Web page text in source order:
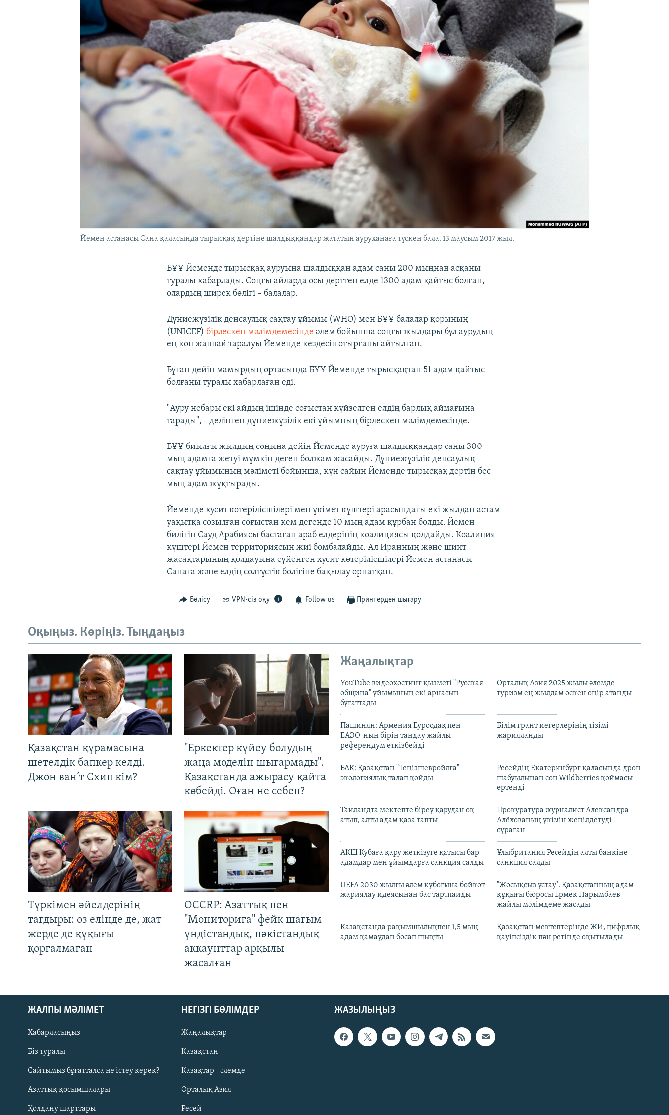
Русский
ЖАЗЫЛЫҢЫЗ
Йемен астанасы Сана қаласында тырысқақ дертіне шалдыққандар жататын ауруханаға түскен бала. 13 маусым 2017 жыл.
БҰҰ Йеменде тырысқақ ауруына шалдыққан адам саны 200 мыңнан асқаны
туралы хабарлады. Соңғы айларда осы дерттен елде 1300 адам қайтыс болған,
олардың ширек бөлігі – балалар.
Дүниежүзілік денсаулық сақтау ұйымы (WHO) мен БҰҰ балалар қорының
(UNICEF) бірлескен мәлімдемесінде әлем бойынша соңғы жылдары бұл аурудың
ең көп жаппай таралуы Йеменде кездесіп отырғаны айтылған.
Бұған дейін мамырдың ортасында БҰҰ Йеменде тырысқақтан 51 адам қайтыс
болғаны туралы хабарлаған еді.
"Ауру небары екі айдың ішінде соғыстан күйзелген елдің барлық аймағына
тарады", - делінген дүниежүзілік екі ұйымның бірлескен мәлімдемесінде.
БҰҰ биылғы жылдың соңына дейін Йеменде ауруға шалдыққандар саны 300
мың адамға жетуі мүмкін деген болжам жасайды. Дүниежүзілік денсаулық
сақтау ұйымының мәліметі бойынша, күн сайын Йеменде тырысқақ дертін бес
мың адам жұқтырады.
Йеменде хусит көтерілісшілері мен үкімет күштері арасындағы екі жылдан астам
уақытқа созылған соғыстан кем дегенде 10 мың адам құрбан болды. Йемен
билігін Сауд Арабиясы бастаған араб елдерінің коалициясы қолдайды. Коалиция
күштері Йемен территориясын жиі бомбалайды. Ал Иранның және шиит
жасақтарының қолдауына сүйенген хусит көтерілісшілері Йемен астанасы
Санаға және елдің солтүстік бөлігіне бақылау орнатқан.
Бөлісу VPN-сіз оқу Follow us Принтерден шығару
Оқыңыз. Көріңіз. Тыңдаңыз
Қазақстан құрамасына
шетелдік бапкер келді.
Джон ван’т Схип кім?
"Еркектер күйеу болудың
жаңа моделін шығармады".
Қазақстанда ажырасу қайта
көбейді. Оған не себеп?
Түркімен әйелдерінің
тағдыры: өз елінде де, жат
жерде де құқығы
қорғалмаған
OCCRP: Азаттық пен
"Мониториға" фейк шағым
үндістандық, пәкістандық
аккаунттар арқылы
жасалған
Жаңалықтар
YouTube видеохостинг қызметі "Русская
община" ұйымының екі арнасын
бұғаттады
Орталық Азия 2025 жылы әлемде
туризм ең жылдам өскен өңір атанды
Пашинян: Армения Еуроодақ пен
ЕАЭО-ның бірін таңдау жайлы
референдум өткізбейді
Білім грант иегерлерінің тізімі
жарияланды
БАҚ: Қазақстан "Теңізшевройлға"
экологиялық талап қойды
Ресейдің Екатеринбург қаласында дрон
шабуылынан соң Wildberries қоймасы
өртенді
Таиландта мектепте біреу қарудан оқ
атып, алты адам қаза тапты
Прокуратура журналист Александра
Алёхованың үкімін жеңілдетуді
сұраған
АҚШ Кубаға қару жеткізуге қатысы бар
адамдар мен ұйымдарға санкция салды
Ұлыбритания Ресейдің алты банкіне
санкция салды
UEFA 2030 жылғы әлем кубогына бойкот
жариялау идеясынан бас тартпайды
"Жосықсыз ұстау". Қазақстанның адам
құқығы бюросы Ермек Нарымбаев
жайлы мәлімдеме жасады
Қазақстанда рақымшылықпен 1,5 мың
адам қамаудан босап шықты
Қазақстан мектептерінде ЖИ, цифрлық
қауіпсіздік пән ретінде оқытылады
ЖАЗЫЛЫҢЫЗ
ЖАЛПЫ МӘЛІМЕТ
Хабарласыңыз
Біз туралы
Сайтымыз бұғатталса не істеу керек?
Азаттық қосымшалары
Қолдану шарттары
НЕГІЗГІ БӨЛІМДЕР
Жаңалықтар
Қазақстан
Қазақтар - әлемде
Орталық Азия
Ресей